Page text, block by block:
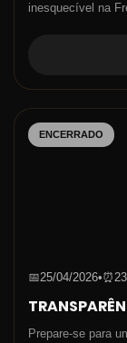
inesquecível na
ENCERRADO
📅25/04/2026•⏰
Prepare-se para